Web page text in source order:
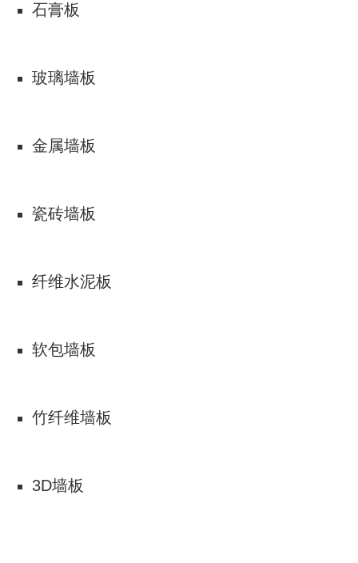
石膏板
玻璃墙板
金属墙板
瓷砖墙板
纤维水泥板
软包墙板
竹纤维墙板
3D墙板